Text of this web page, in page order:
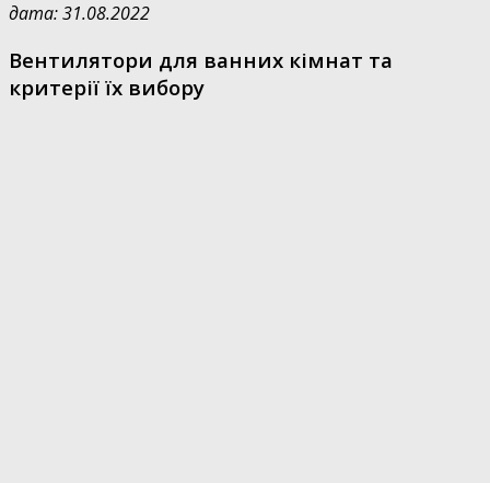
дата: 31.08.2022
Вентилятори для ванних кімнат та
критерії їх вибору